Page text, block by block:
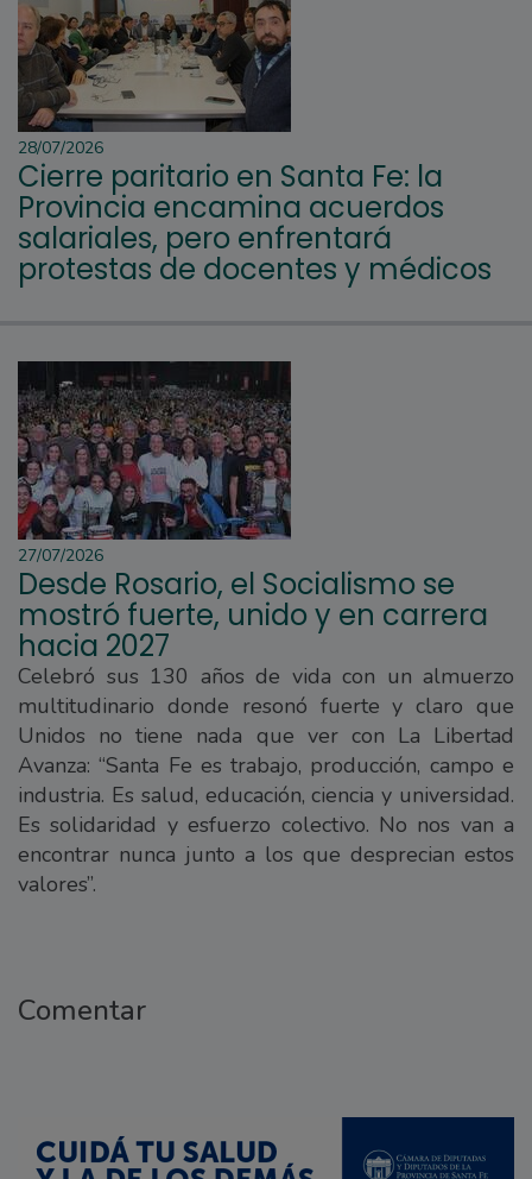
28/07/2026
Cierre paritario en Santa Fe: la
Provincia encamina acuerdos
salariales, pero enfrentará
protestas de docentes y médicos
27/07/2026
Desde Rosario, el Socialismo se
mostró fuerte, unido y en carrera
hacia 2027
Celebró sus 130 años de vida con un almuerzo
multitudinario donde resonó fuerte y claro que
Unidos no tiene nada que ver con La Libertad
Avanza: “Santa Fe es trabajo, producción, campo e
industria. Es salud, educación, ciencia y universidad.
Es solidaridad y esfuerzo colectivo. No nos van a
encontrar nunca junto a los que desprecian estos
valores”.
Comentar